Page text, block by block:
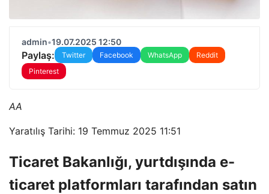
admin•19.07.2025 12:50
Paylaş: Twitter Facebook WhatsApp
Reddit
Pinterest
AA
Yaratılış Tarihi: 19 Temmuz 2025 11:51
Ticaret Bakanlığı, yurtdışında e-
ticaret platformları tarafından satın